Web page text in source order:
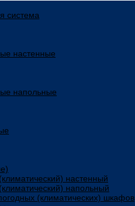
система
настенные
напольные
настенный
напольный
(климатических) шкафов